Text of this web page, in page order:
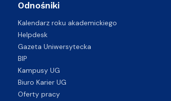
Odnośniki
Kalendarz roku akademickiego
Helpdesk
Gazeta Uniwersytecka
BIP
Kampusy UG
Biuro Karier UG
Oferty pracy